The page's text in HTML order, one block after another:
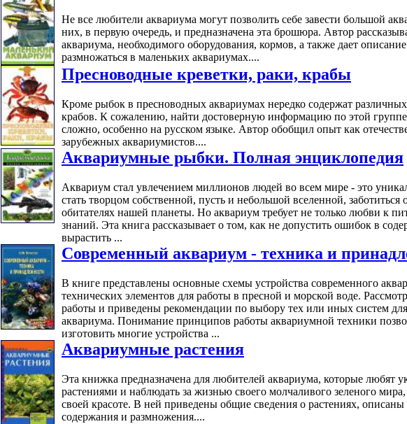
Не все любители аквариума могут позволить себе завести большой
них, в первую очередь, и предназначена эта брошюра. Автор
аквариума, необходимого оборудования, кормов, а также дает
размножаться в маленьких аквариумах....
Пресноводные креветки, раки, крабы
Кроме рыбок в пресноводных аквариумах нередко содержат различных
крабов. К сожалению, найти достоверную информацию по этой
сложно, особенно на русском языке. Автор обобщил опыт как
зарубежных аквариумистов....
Аквариумные рыбки. Полная энциклопедия
Аквариум стал увлечением миллионов людей во всем мире - это
стать творцом собственной, пусть и небольшой вселенной, заботиться
обитателях нашей планеты. Но аквариум требует не только любви к
знаний. Эта книга рассказывает о том, как не допустить ошибок в
вырастить ...
Современный аквариум - техника и
В книге представлены основные схемы устройства современного
технических элементов для работы в пресной и морской воде.
работы и приведены рекомендации по выбору тех или иных систем
аквариума. Понимание принципов работы аквариумной техники
изготовить многие устройства ...
Аквариумные растения
Эта книжка предназначена для любителей аквариума, которые любят
растениями и наблюдать за жизнью своего молчаливого зеленого
своей красоте. В ней приведены общие сведения о растениях,
содержания и размножения....